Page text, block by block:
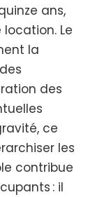
ans,
Le
la
des
ce
les
contribue
: il